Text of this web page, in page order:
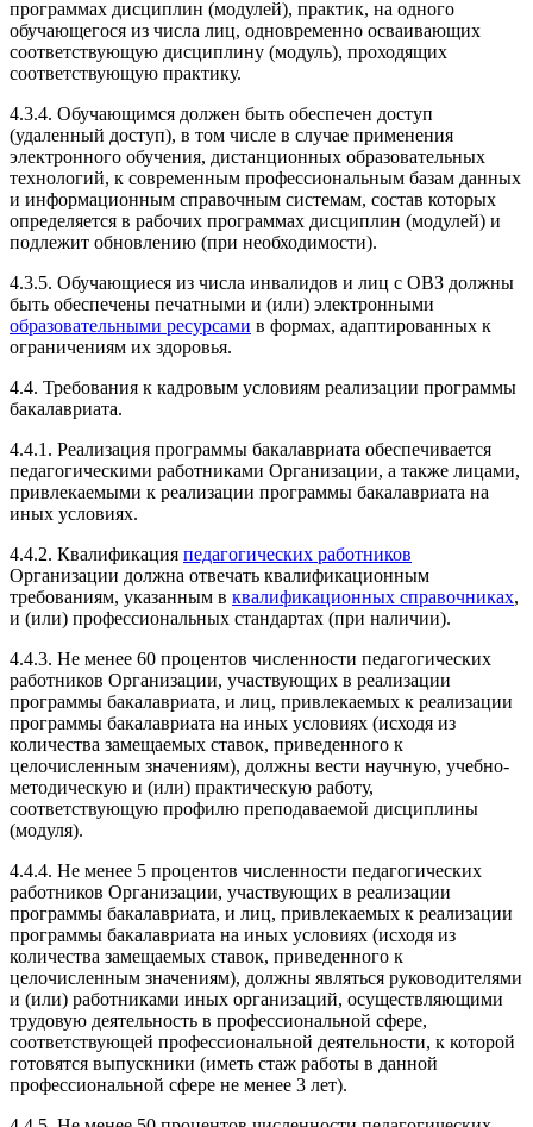
программах дисциплин (модулей), практик, на одного
обучающегося из числа лиц, одновременно осваивающих
соответствующую дисциплину (модуль), проходящих
соответствующую практику.
4.3.4. Обучающимся должен быть обеспечен доступ
(удаленный доступ), в том числе в случае применения
электронного обучения, дистанционных образовательных
технологий, к современным профессиональным базам данных
и информационным справочным системам, состав которых
определяется в рабочих программах дисциплин (модулей) и
подлежит обновлению (при необходимости).
4.3.5. Обучающиеся из числа инвалидов и лиц с ОВЗ должны
быть обеспечены печатными и (или) электронными
образовательными ресурсами в формах, адаптированных к
ограничениям их здоровья.
4.4. Требования к кадровым условиям реализации программы
бакалавриата.
4.4.1. Реализация программы бакалавриата обеспечивается
педагогическими работниками Организации, а также лицами,
привлекаемыми к реализации программы бакалавриата на
иных условиях.
4.4.2. Квалификация педагогических работников
Организации должна отвечать квалификационным
требованиям, указанным в квалификационных справочниках,
и (или) профессиональных стандартах (при наличии).
4.4.3. Не менее 60 процентов численности педагогических
работников Организации, участвующих в реализации
программы бакалавриата, и лиц, привлекаемых к реализации
программы бакалавриата на иных условиях (исходя из
количества замещаемых ставок, приведенного к
целочисленным значениям), должны вести научную, учебно-
методическую и (или) практическую работу,
соответствующую профилю преподаваемой дисциплины
(модуля).
4.4.4. Не менее 5 процентов численности педагогических
работников Организации, участвующих в реализации
программы бакалавриата, и лиц, привлекаемых к реализации
программы бакалавриата на иных условиях (исходя из
количества замещаемых ставок, приведенного к
целочисленным значениям), должны являться руководителями
и (или) работниками иных организаций, осуществляющими
трудовую деятельность в профессиональной сфере,
соответствующей профессиональной деятельности, к которой
готовятся выпускники (иметь стаж работы в данной
профессиональной сфере не менее 3 лет).